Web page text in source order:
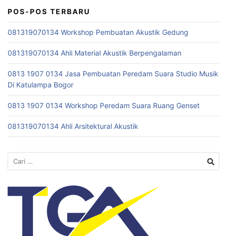
POS-POS TERBARU
081319070134 Workshop Pembuatan Akustik Gedung
081319070134 Ahli Material Akustik Berpengalaman
0813 1907 0134 Jasa Pembuatan Peredam Suara Studio Musik
Di Katulampa Bogor
0813 1907 0134 Workshop Peredam Suara Ruang Genset
081319070134 Ahli Arsitektural Akustik
Cari
untuk: